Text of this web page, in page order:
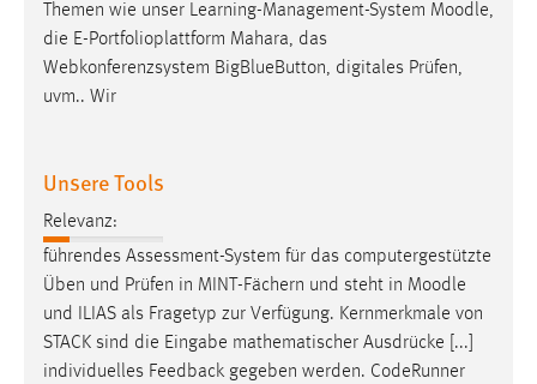
Themen wie unser Learning-Management-System Moodle,
die E-Portfolioplattform Mahara, das
Webkonferenzsystem BigBlueButton, digitales Prüfen,
uvm.. Wir
Unsere Tools
Relevanz:
führendes Assessment-System für das computergestützte
Üben und Prüfen in MINT-Fächern und steht in Moodle
und ILIAS als Fragetyp zur Verfügung. Kernmerkmale von
STACK sind die Eingabe mathematischer Ausdrücke [...]
individuelles Feedback gegeben werden. CodeRunner